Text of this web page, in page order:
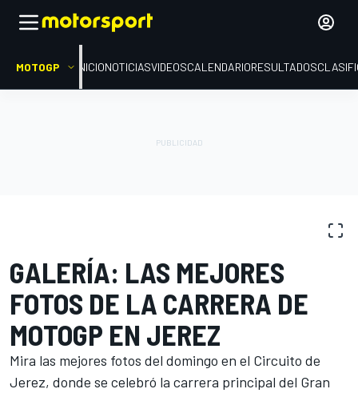
MOTOGP INICIONOTICIASVIDEOSCALENDARIORESULTADOS
GALERÍA: LAS MEJORES
FOTOS DE LA CARRERA DE
MOTOGP EN JEREZ
Mira las mejores fotos del domingo en el Circuito de
Jerez, donde se celebró la carrera principal del Gran